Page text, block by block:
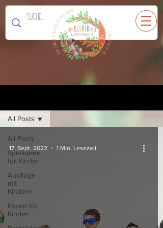
EinKINDERspiel
All Posts
Spielideen
für Kinder
Ausflüge
mit
Kindern
Essen für
Kinder
All Posts
17. Sept. 2022 1 Min. Lesezeit